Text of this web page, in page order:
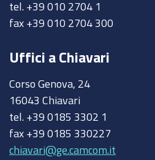
tel. +39 010 2704 1
fax +39 010 2704 300
Uffici a Chiavari
Corso Genova, 24
16043 Chiavari
tel. +39 0185 3302 1
fax +39 0185 330227
chiavari@ge.camcom.it